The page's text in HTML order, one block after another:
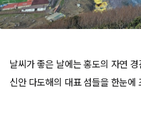
날씨가 좋은 날에는 홍도의 자연
신안 다도해의 대표 섬들을 한눈에